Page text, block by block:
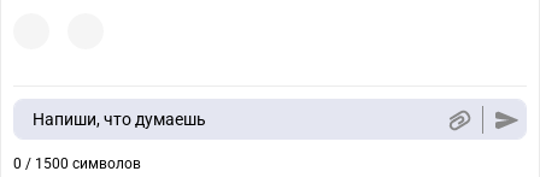
Напиши, что думаешь
0 / 1500 символов